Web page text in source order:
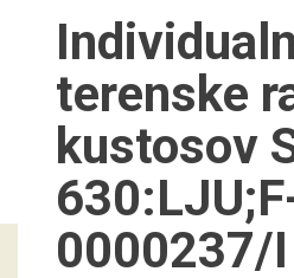
Stalne razstave
Občasne razstave
Gostovanja
E-razstave
Virtualni sprehodi
Razstavni projekti
terenske
kustosov
0000237/I